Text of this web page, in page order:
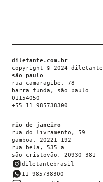
diletante.com.br
copyright © 2024 diletante
são paulo
rua camaragibe, 78
barra funda, são paulo
01154050
+55 11 985738300
rio de janeiro
rua do livramento, 59
gamboa, 20221-192
rua bela, 535 a
são cristovão, 20930-381
diletantebrasil
11 985738300